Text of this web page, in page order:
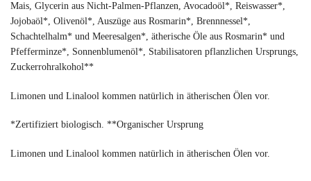
Mais, Glycerin aus Nicht-Palmen-Pflanzen, Avocadoöl*, Reiswasser*,
Jojobaöl*, Olivenöl*, Auszüge aus Rosmarin*, Brennnessel*,
Schachtelhalm* und Meeresalgen*, ätherische Öle aus Rosmarin* und
Pfefferminze*, Sonnenblumenöl*, Stabilisatoren pflanzlichen Ursprungs,
Zuckerrohralkohol**
Limonen und Linalool kommen natürlich in ätherischen Ölen vor.
*Zertifiziert biologisch. **Organischer Ursprung
Limonen und Linalool kommen natürlich in ätherischen Ölen vor.